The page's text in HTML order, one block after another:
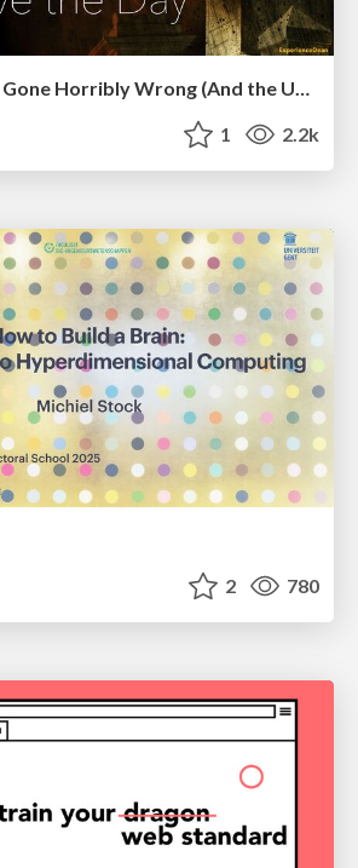
Digital Projects Gone Horribly Wrong (And the UX Pros Who Still Save the Day) - Dean Schuster
1 2.2k
2 780